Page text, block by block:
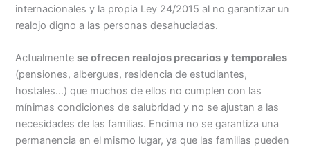
internacionales y la propia Ley 24/2015 al no garantizar un
realojo digno a las personas desahuciadas.
Actualmentese ofrecen realojos precarios y temporales
(pensiones, albergues, residencia de estudiantes,
hostales…) que muchos de ellos no cumplen con las
mínimas condiciones de salubridad y no se ajustan a las
necesidades de las familias. Encima no se garantiza una
permanencia en el mismo lugar, ya que las familias pueden